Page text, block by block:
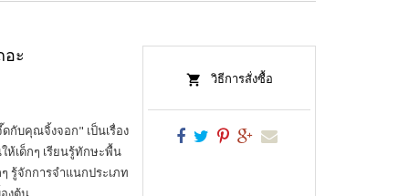
ะ
กับคุณจิ้งจอก" เป็นเรื่อง
เด็กๆ เรียนรู้ทักษะพื้น
รู้จักการจำแนกประเภท
วิธีการสั่งซื้อ